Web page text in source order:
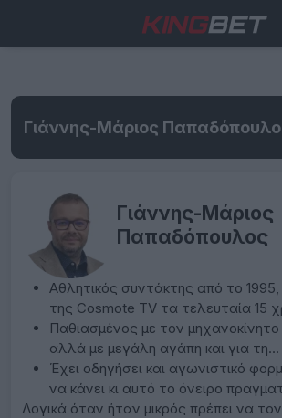
Γιάννης-Μάριος
Γιάννης-Μάριος
Παπαδόπουλος
Αθλητικός συντάκτης από το
της Cosmote TV τα τελευταία 15
Παθιασμένος με τον
αλλά με μεγάλη αγάπη και για
Έχει οδηγήσει και αγωνιστικό
να κάνει κι αυτό το όνειρο
Λογικά όταν ήταν μικρός πρέπει να